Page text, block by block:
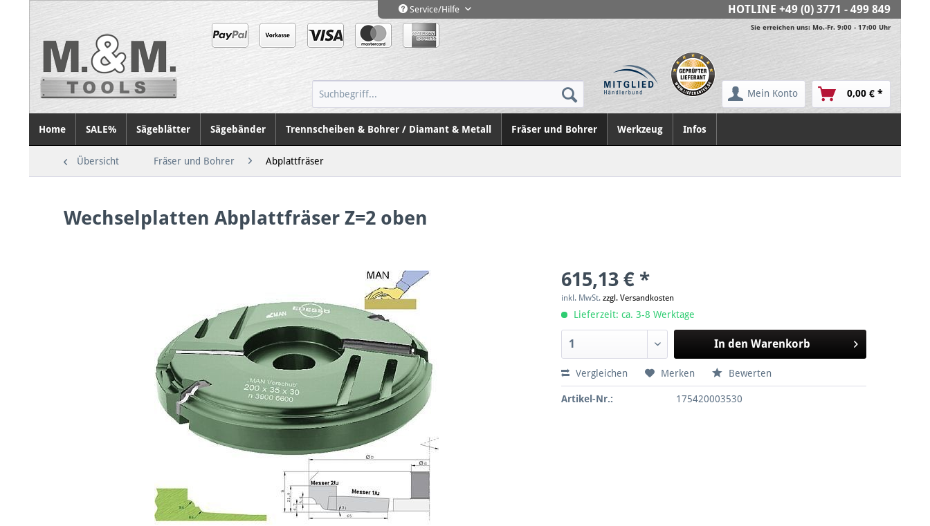
Service/Hilfe HOTLINE +49 (0) 3771 - 499 849
Sie erreichen uns: Mo.-Fr. 9:00 - 17:00 Uhr
Mein Konto 0,00 € *
Home SALE% Sägeblätter Sägebänder Trennscheiben & Bohrer / Diamant & Metall Fräser und Bohrer Werkzeug Infos
Übersicht Fräser und Bohrer Abplattfräser
Wechselplatten Abplattfräser Z=2 oben
615,13 € *
inkl. MwSt.zzgl. Versandkosten
Lieferzeit: ca. 3-8 Werktage
In den Warenkorb
Vergleichen Merken Bewerten
Artikel-Nr.: 175420003530